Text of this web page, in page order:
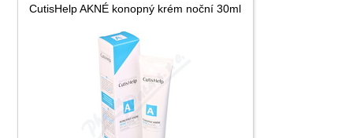
CutisHelp AKNÉ konopný krém noční 30ml